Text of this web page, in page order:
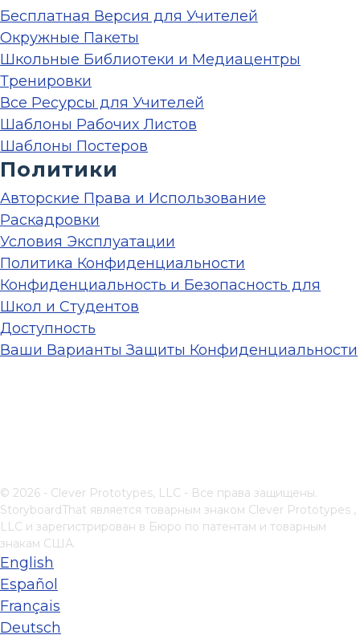
Бесплатная Версия для Учителей
Окружные Пакеты
Школьные Библиотеки и Медиацентры
Тренировки
Все Ресурсы для Учителей
Шаблоны Рабочих Листов
Шаблоны Постеров
Политики
Авторские Права и Использование
Раскадровки
Условия Эксплуатации
Политика Конфиденциальности
Конфиденциальность и Безопасность для
Школ и Студентов
Доступность
Ваши Варианты Защиты Конфиденциальности
© 2026 - Clever Prototypes, LLC - Все права защищены.
StoryboardThat является товарным знаком Clever Prototypes ,
LLC и зарегистрирован в Бюро по патентам и товарным
знакам США.
English
Español
Français
Deutsch